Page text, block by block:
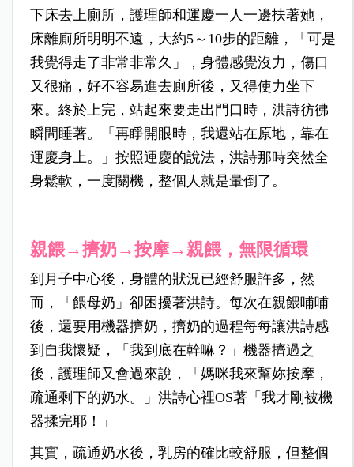
下床去上廁所，護理師和運慶一人一邊扶著她，
床離廁所明明不遠，大約5～10步的距離，「可是
我覺得走了非常非常久」，身體感覺沒力，傷口
又很痛，好不容易進去廁所後，又得使力坐下
來。終於上完，站起來要走出門口時，洪詩彷彿
瞬間睡著。「再睜開眼時，我還站在原地，靠在
運慶身上。」按照運慶的說法，洪詩那時突然全
身鬆軟，一度關機，整個人就是暈倒了。
親餵→擠奶→按摩→親餵，無限循環
到月子中心後，身體的狀況已經舒服許多，然
而，「餵母奶」卻困擾著洪詩。每次在親餵哺哺
後，還要用機器擠奶，擠奶的過程每每讓洪詩感
到自我懷疑，「我到底在幹嘛？」機器擠過之
後，護理師又會過來說，「媽咪我來幫妳按摩，
疏通剩下的奶水。」洪詩心裡OS著「我才剛被機
器揉完耶！」
其實，疏通奶水後，乳房的確比較舒服，但整個